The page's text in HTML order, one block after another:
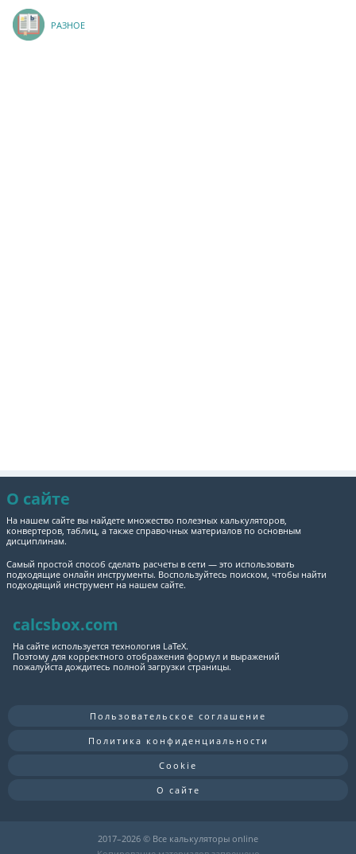
РАЗНОЕ
О сайте
На нашем сайте вы найдете множество полезных калькуляторов,
конвертеров, таблиц, а также справочных материалов по основным
дисциплинам.
Самый простой способ сделать расчеты в сети — это использовать
подходящие онлайн инструменты. Воспользуйтесь поиском, чтобы найти
подходящий инструмент на нашем сайте.
calcsbox.com
На сайте используется технология LaTeX.
Поэтому для корректного отображения формул и выражений
пожалуйста дождитесь полной загрузки страницы.
Пользовательское соглашение
Политика конфиденциальности
Cookie
О сайте
2017–2026 © Все калькуляторы online